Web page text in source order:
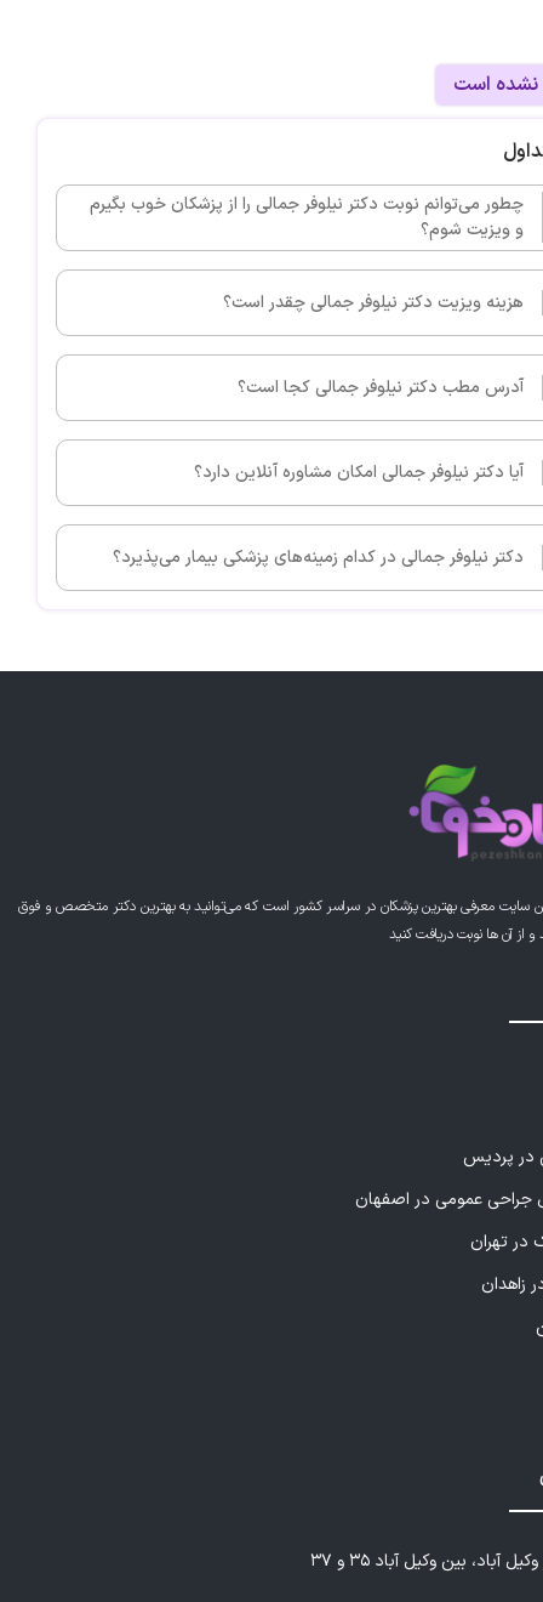
نشده است
چطور می‌توانم نوبت دکتر نیلوفر جمالی را از پزشکان خوب بگیرم
و ویزیت شوم؟
هزینه ویزیت دکتر نیلوفر جمالی چقدر است؟
آدرس مطب دکتر نیلوفر جمالی کجا است؟
آیا دکتر نیلوفر جمالی امکان مشاوره آنلاین دارد؟
دکتر نیلوفر جمالی در کدام زمینه‌های پزشکی بیمار می‌پذیرد؟
سایت معرفی بهترین پزشکان در سراسر کشور است که می‌توانید به بهترین دکتر متخصص و فوق
آن ها نوبت دریافت کنید
در پردیس
عمومی در اصفهان
در تهران
زاهدان
آباد، بین وکیل آباد ۳۵ و ۳۷